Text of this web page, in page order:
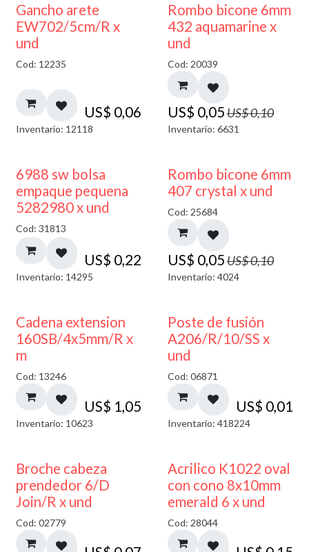
Gancho arete
EW702/5cm/R x
und
Cod: 12235
US$ 0,06
Inventario: 12118
50% DESCUENTO
Rombo bicone 6mm
432 aquamarine x
und
Cod: 20039
US$ 0,05US$0,10
Inventario: 6631
6988 sw bolsa
empaque pequena
5282980 x und
Cod: 31813
US$ 0,22
Inventario: 14295
50% DESCUENTO
Rombo bicone 6mm
407 crystal x und
Cod: 25684
US$ 0,05US$0,10
Inventario: 4024
Cadena extension
160SB/4x5mm/R x
m
Cod: 13246
US$ 1,05
Inventario: 10623
Poste de fusión
A206/R/10/SS x
und
Cod: 06871
US$ 0,01
Inventario: 418224
Broche cabeza
prendedor 6/D
Join/R x und
Cod: 02779
Acrilico K1022 oval
con cono 8x10mm
emerald 6 x und
Cod: 28044